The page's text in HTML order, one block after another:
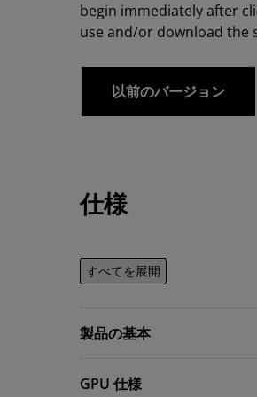
begin immediately after
use and/or download the
以前のバージョン
仕様
すべてを展開
製品の基本
GPU 仕様